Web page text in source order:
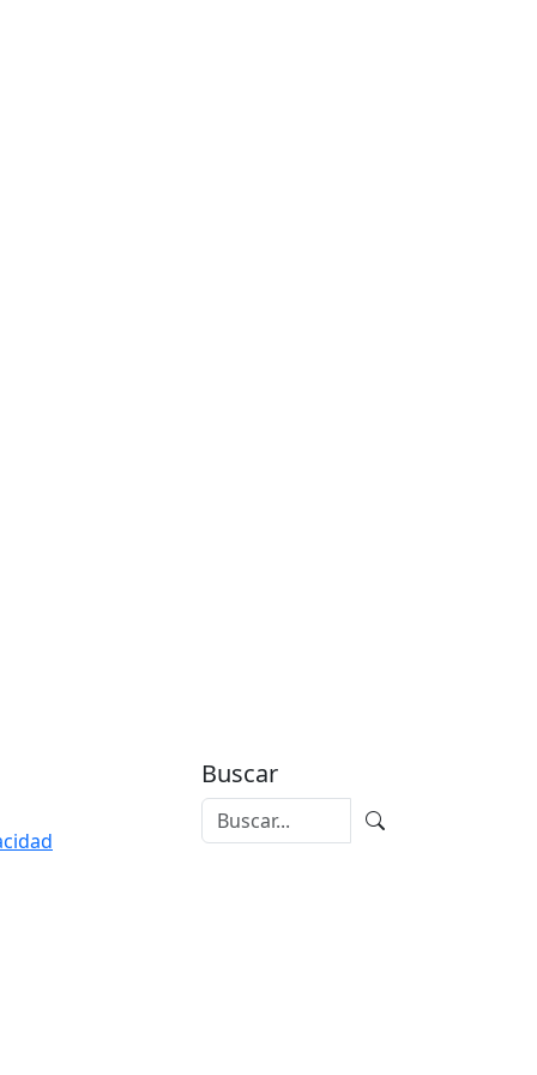
Buscar